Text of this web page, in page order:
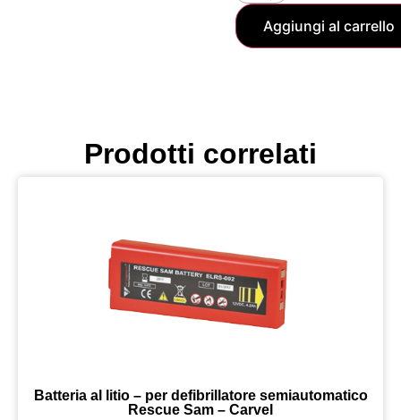
Aggiungi al carrello
Prodotti correlati
Batteria al litio – per defibrillatore semiautomatico
Rescue Sam – Carvel